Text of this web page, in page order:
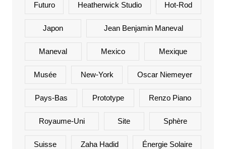
Futuro Heatherwick Studio Hot-Rod
Japon Jean Benjamin Maneval
Maneval Mexico Mexique
Musée New-York Oscar Niemeyer
Pays-Bas Prototype Renzo Piano
Royaume-Uni Site Sphère
Suisse Zaha Hadid Énergie Solaire